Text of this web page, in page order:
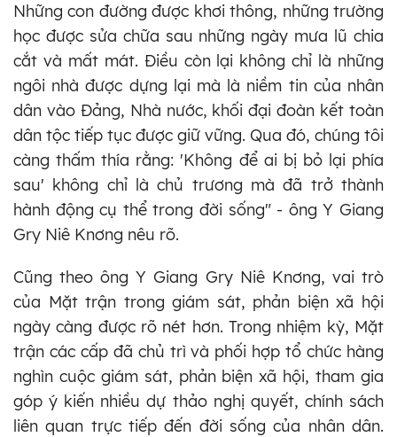
Những con đường được khơi thông, những trường
học được sửa chữa sau những ngày mưa lũ chia
cắt và mất mát. Điều còn lại không chỉ là những
ngôi nhà được dựng lại mà là niềm tin của nhân
dân vào Đảng, Nhà nước, khối đại đoàn kết toàn
dân tộc tiếp tục được giữ vững. Qua đó, chúng tôi
càng thấm thía rằng: 'Không để ai bị bỏ lại phía
sau' không chỉ là chủ trương mà đã trở thành
hành động cụ thể trong đời sống" - ông Y Giang
Gry Niê Knơng nêu rõ.
Cũng theo ông Y Giang Gry Niê Knơng, vai trò
của Mặt trận trong giám sát, phản biện xã hội
ngày càng được rõ nét hơn. Trong nhiệm kỳ, Mặt
trận các cấp đã chủ trì và phối hợp tổ chức hàng
nghìn cuộc giám sát, phản biện xã hội, tham gia
góp ý kiến nhiều dự thảo nghị quyết, chính sách
liên quan trực tiếp đến đời sống của nhân dân.